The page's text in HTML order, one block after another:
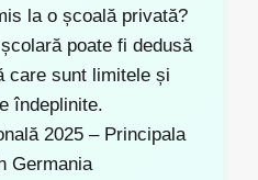
la o școală privată?
poate fi dedusă
care sunt limitele și
îndeplinite.
2025 – Principala
Germania